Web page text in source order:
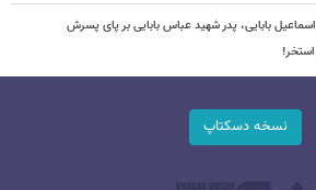
بابایی، پدر شهید عباس بابایی بر پای پسرش
نسخه دسکتاپ